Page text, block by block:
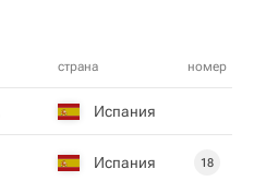
страна номер
Испания
Испания 18